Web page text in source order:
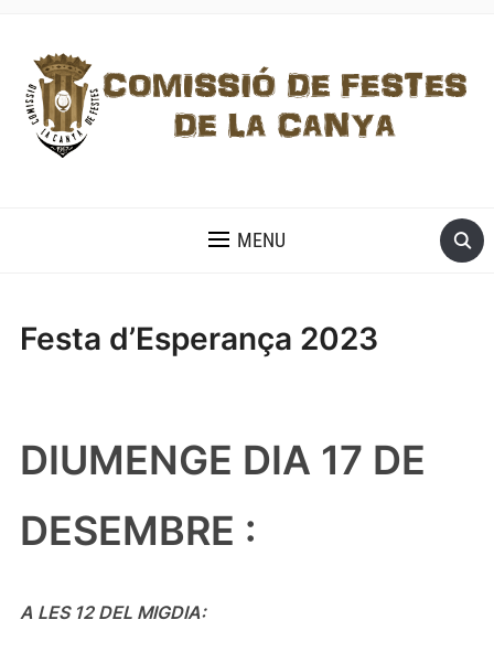
MENU
Festa d’Esperança 2023
DIUMENGE DIA 17 DE
DESEMBRE :
A LES 12 DEL MIGDIA: